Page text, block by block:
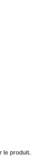
le produit.